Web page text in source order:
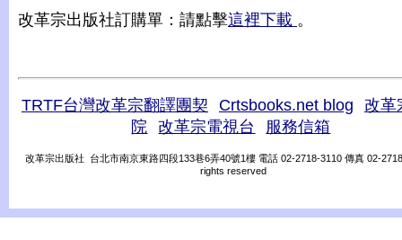
改革宗出版社訂購單：請點擊這裡下載 。
TRTF台灣改革宗翻譯團契 Crtsbooks.net blog
改革
院
改革宗電視台 服務信箱
改革宗出版社 台北市南京東路四段133巷6弄40號1樓 電話 02-2718-3110 傳真 02-
rights reserved